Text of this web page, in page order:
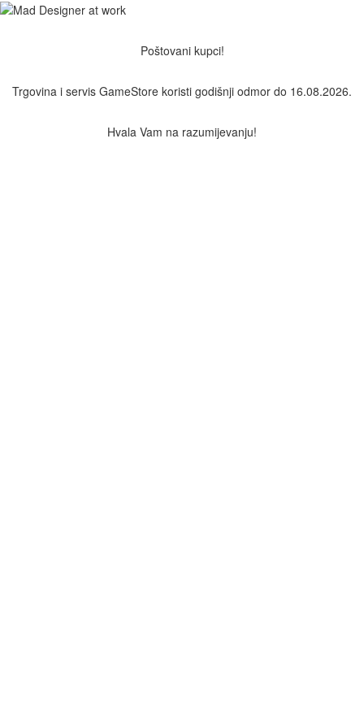
Poštovani kupci!
Trgovina i servis GameStore koristi godišnji odmor do 16.08.2026.
Hvala Vam na razumijevanju!